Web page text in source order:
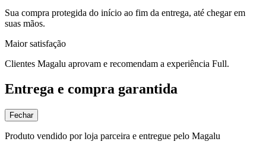
Sua compra protegida do início ao fim da entrega, até chegar em
suas mãos.
Maior satisfação
Clientes Magalu aprovam e recomendam a experiência Full.
Entrega e compra garantida
Fechar
Produto vendido por loja parceira e entregue pelo Magalu